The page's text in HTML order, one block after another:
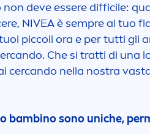
deve essere difficile:
NIVEAè sempre al tuo
piccoli ora e per tutti gli
Che si tratti di una
cercando nella nostra
bambino sono uniche,